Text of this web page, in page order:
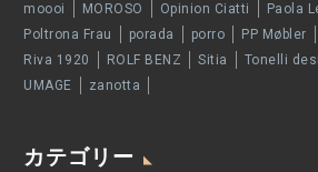
moooi
MOROSO Opinion Ciatti Paola
Poltrona Frau
porada porro PP Møbler
Riva 1920
ROLF BENZ Sitia Tonelli
UMAGE
zanotta
カテゴリー